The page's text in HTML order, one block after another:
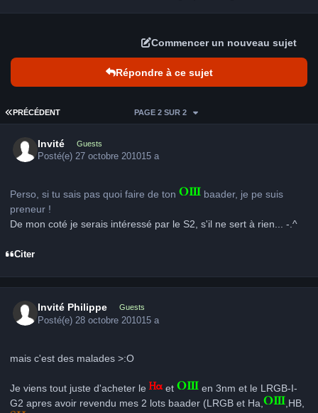
Commencer un nouveau sujet
Répondre à ce sujet
PREMIÈRE PAGE
PRÉCÉDENT PAGE 2 SUR 2
Invité Guests
Posté(e)27 octobre 201015 a
Perso, si tu sais pas quoi faire de ton
baader, je pe suis
preneur !
De mon coté je serais intéressé par le S2, s'il ne sert à rien... -.^
Citer
Invité Philippe Guests
Posté(e) 28 octobre 201015 a
mais c'est des malades >:O
Je viens tout juste d'acheter le et
en 3nm et le LRGB-I-
G2 apres avoir revendu mes 2 lots baader (LRGB et Ha,
,HB,